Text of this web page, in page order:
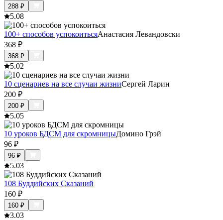
288 ₽
5.08
100+ способов успокоитьсяАнастасия Левандовски
368 ₽
368 ₽
5.02
10 сценариев на все случаи жизниСергей Ларин
200 ₽
200 ₽
5.05
10 уроков БДСМ для скромницыДомино Грэй
96 ₽
96 ₽
5.03
108 Буддийских Сказаний
160 ₽
160 ₽
3.03